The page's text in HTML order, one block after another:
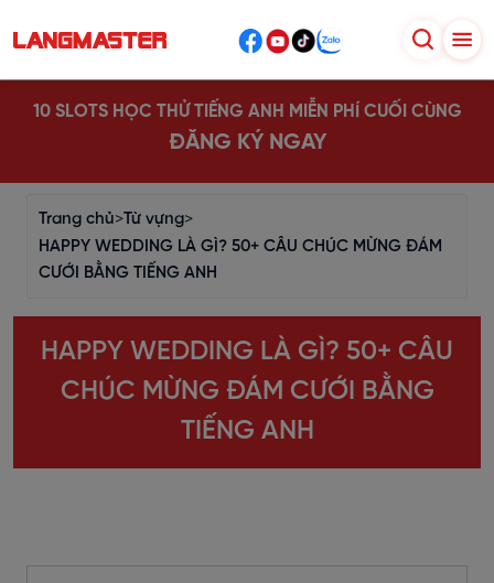
10 SLOTS HỌC THỬ TIẾNG ANH MIỄN PHÍ CUỐI CÙNG
ĐĂNG KÝ NGAY
Trang chủ>Từ vựng>
HAPPY WEDDING LÀ GÌ? 50+ CÂU CHÚC MỪNG ĐÁM
CƯỚI BẰNG TIẾNG ANH
HAPPY WEDDING LÀ GÌ? 50+ CÂU
CHÚC MỪNG ĐÁM CƯỚI BẰNG
TIẾNG ANH